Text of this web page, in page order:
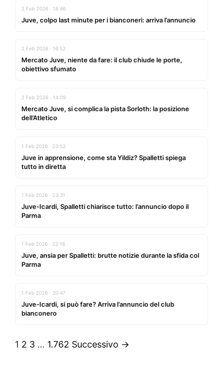
2 Feb 2026 · 18:46
Juve, colpo last minute per i bianconeri: arriva l’annuncio
2 Feb 2026 · 16:52
Mercato Juve, niente da fare: il club chiude le porte,
obiettivo sfumato
2 Feb 2026 · 14:09
Mercato Juve, si complica la pista Sorloth: la posizione
dell’Atletico
1 Feb 2026 · 23:52
Juve in apprensione, come sta Yildiz? Spalletti spiega
tutto in diretta
1 Feb 2026 · 23:31
Juve-Icardi, Spalletti chiarisce tutto: l’annuncio dopo il
Parma
1 Feb 2026 · 22:16
Juve, ansia per Spalletti: brutte notizie durante la sfida col
Parma
1 Feb 2026 · 20:47
Juve-Icardi, si può fare? Arriva l’annuncio del club
bianconero
1 2 3 … 1.762 Successivo →